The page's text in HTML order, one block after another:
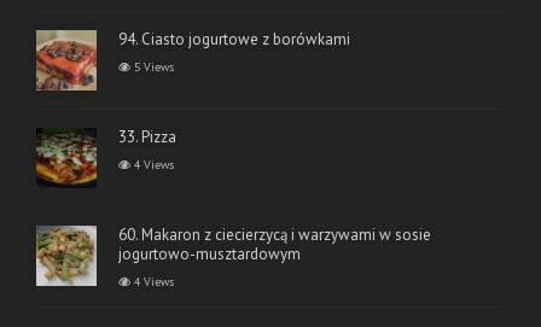
94. Ciasto jogurtowe z borówkami
5 Views
33. Pizza
4 Views
60. Makaron z ciecierzycą i warzywami w sosie
jogurtowo-musztardowym
4 Views